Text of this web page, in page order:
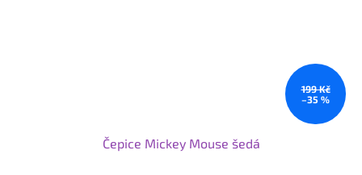
199 Kč
–35 %
Čepice Mickey Mouse šedá